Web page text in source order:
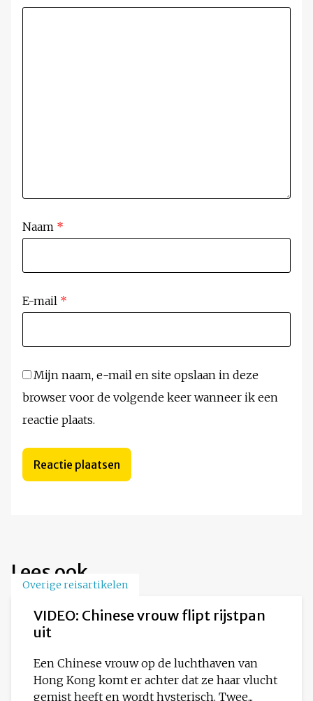
Naam *
E-mail *
Mijn naam, e-mail en site opslaan in deze
browser voor de volgende keer wanneer ik een
reactie plaats.
Lees ook
Overige reisartikelen
VIDEO: Chinese vrouw flipt rijstpan
uit
Een Chinese vrouw op de luchthaven van
Hong Kong komt er achter dat ze haar vlucht
gemist heeft en wordt hysterisch. Twee...